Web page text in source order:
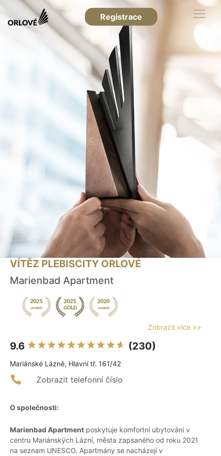
Registrace
VÍTĚZ PLEBISCITY ORLOVÉ
Marienbad Apartment
Zobrazit více >>
9.6 (230)
Mariánské Lázně, Hlavní tř. 161/42
Zobrazit telefonní číslo
O společnosti:
Marienbad Apartment poskytuje komfortní ubytování v
centru Mariánských Lázní, města zapsaného od roku 2021
na seznam UNESCO. Apartmány se nacházejí v